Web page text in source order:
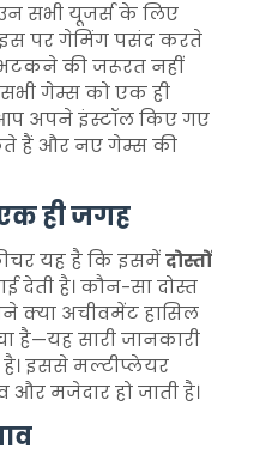
सभी यूजर्स के लिए
पर गेमिंग पसंद करते
की जरूरत नहीं
गेम्स को एक ही
अपने इंस्टॉल किए गए
हैं और नए गेम्स की
एक ही जगह
यह है कि इसमेंदोस्तों
देती है। कौन-सा दोस्त
क्या अचीवमेंट हासिल
है—यह सारी जानकारी
है। इससे मल्टीप्लेयर
मजेदार हो जाती है।